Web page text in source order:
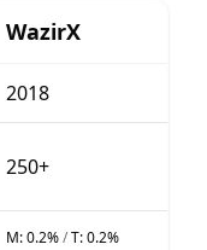
WazirX
2018
250+
M:0.2%/T:0.2%